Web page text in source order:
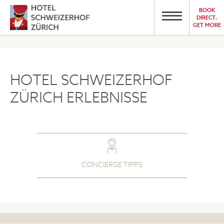
BOOK
DIRECT.
GET MORE
HOTEL SCHWEIZERHOF
ZÜRICH ERLEBNISSE
CONCIERGE TIPPS